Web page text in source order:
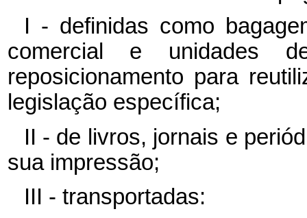
I - definidas como
comercial e unidades
reposicionamento para
legislação específica;
II - de livros, jornais e
sua impressão;
III - transportadas: